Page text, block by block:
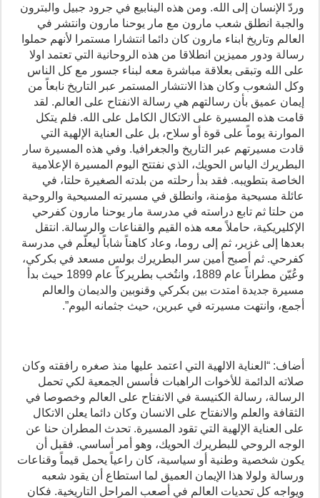
وردّ الإنسان إلى الله. ومن هذه الينابيع في جرود جبيل والبترون
والجبة انطلق شعب مارون مع مار يوحنا مارون وانتشر في
العالم وتاريخ ابناء مارون كان دائما انتشارا مستمرا لأنهم حملوا
رسالة ودور مميزين انطلاقا من هذه الروحانية التي تعتمد اولا
على الله وتبقى بعلاقة مباشرة معه لبناء جسور مع كل الناس
وكل الشعوب وكان هذا الانتشار المستمر عبر التاريخ نابعاً من
إيمان عميق بأن رسالتهم هي رسالة الانفتاح على العالم. لقد
قامت هذه المسيرة على الاتكال الكامل على الله. فلم يتكل
الموارنة يوماً على قوة أو سلاح، بل على العناية الإلهية التي
قادت مسيرتهم عبر التاريخ والجغرافيا. وفي هذه المسيرة سار
البطريرك الياس الحويك، الذي نفتتح اليوم المسيرة الإعلامية
الخاصة بتطويبه. فقد بدأ رحلته من بلدته الصغيرة حلتا، في
عائلة مسيحية مؤمنة، وانطلق في مسيرته المسيحية والروحية
من حلتا ثم تابع دراسته في مدرسة مار يوحنا مارون كفرحي
الإكليريكية، حاملاً معه هذه القيم والقناعات والرسالة. انتقل
بعدها إلى غزير، ثم إلى روما، وعاد كاهناً شاباً ليعلّم في مدرسة
كفرحي. ثم أصبح أمين سر البطريرك بولس مسعد في بكركي،
وعُيّن مطراناً عام 1889، وانتُخب بطريركاً عام 1899 حيث بدأ
مسيرة جديدة امتدت بين بكركي وقنوبين والديمان والعالم
أجمع، وانتهت مسيرته في عبرين، حيث جثمانه اليوم”.
أضاف: “العناية الالهية التي اعتمد عليها منذ صغره رافقته وكان
صلاته الدائمة للأخوات الراهبات فأسس الجمعية لكي تحمل
الرسالة، رسالة الكنيسة في الانفتاح على العالم وخصوصا في
الثقافة والعلم والانفتاح على الانسان وكان دائما يعلن الاتكال
على العناية الإلهية التي تقود المسيرة. تحدث المطران حنا عن
الوجه الروحي للبطريرك الحويك، وهو أمر أساسي. فقبل أن
يكون شخصية وطنية أو سياسية، كان راعياً يحمل قيماً وقناعات
ورسالة ولولا هذا الإيمان العميق لما استطاع أن يقود شعبه
ويواجه كل تحديات العالم في أصعب المراحل التاريخية. فكان